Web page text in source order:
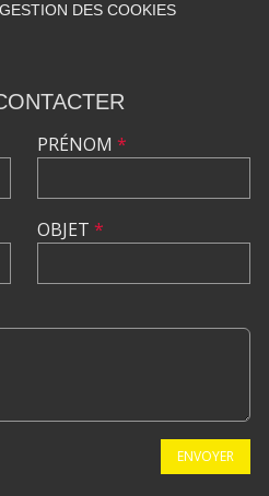
GESTION DES COOKIES
PRÉNOM *
OBJET *
ENVOYER